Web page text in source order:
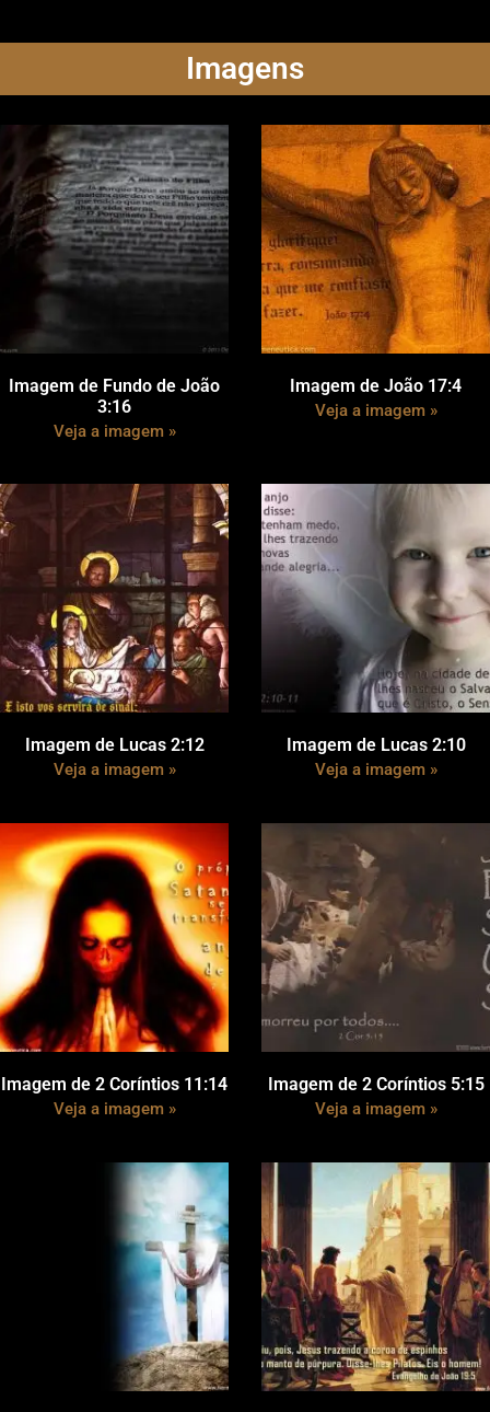
Imagens
Imagem de Fundo de João
3:16
Veja a imagem »
Imagem de João 17:4
Veja a imagem »
Imagem de Lucas 2:12
Veja a imagem »
Imagem de Lucas 2:10
Veja a imagem »
Imagem de 2 Coríntios 11:14
Veja a imagem »
Imagem de 2 Coríntios 5:15
Veja a imagem »